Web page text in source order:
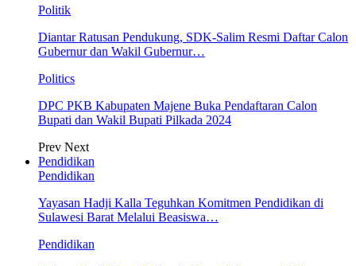
Politik
Diantar Ratusan Pendukung, SDK-Salim Resmi Daftar Calon
Gubernur dan Wakil Gubernur…
Politics
DPC PKB Kabupaten Majene Buka Pendaftaran Calon
Bupati dan Wakil Bupati Pilkada 2024
Prev Next
Pendidikan
Pendidikan
Yayasan Hadji Kalla Teguhkan Komitmen Pendidikan di
Sulawesi Barat Melalui Beasiswa…
Pendidikan